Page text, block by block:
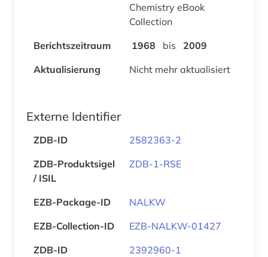
Chemistry eBook
Collection
Berichtszeitraum
1968 bis
2009
Aktualisierung
Nicht mehr aktualisiert
Externe Identifier
ZDB-ID
2582363-2
ZDB-Produktsigel
/ ISIL
ZDB-1-RSE
EZB-Package-ID
NALKW
EZB-Collection-ID
EZB-NALKW-01427
ZDB-ID
2392960-1